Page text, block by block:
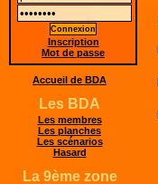
Inscription
Mot de passe
Accueil de BDA
Les BDA
Les membres
Les planches
Les scénarios
Hasard
La 9ème zone